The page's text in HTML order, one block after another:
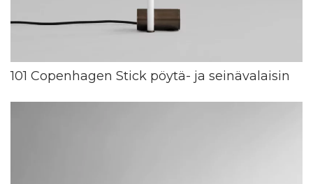
101 Copenhagen Stick pöytä- ja seinävalaisin